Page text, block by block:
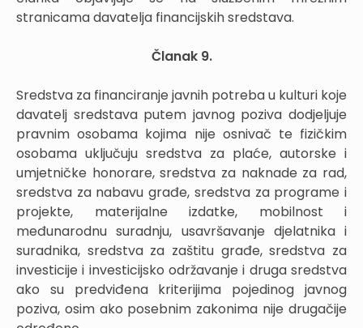
stranicama davatelja financijskih sredstava.
Članak 9.
Sredstva za financiranje javnih potreba u kulturi koje
davatelj sredstava putem javnog poziva dodjeljuje
pravnim osobama kojima nije osnivač te fizičkim
osobama uključuju sredstva za plaće, autorske i
umjetničke honorare, sredstva za naknade za rad,
sredstva za nabavu građe, sredstva za programe i
projekte, materijalne izdatke, mobilnost i
međunarodnu suradnju, usavršavanje djelatnika i
suradnika, sredstva za zaštitu građe, sredstva za
investicije i investicijsko održavanje i druga sredstva
ako su predviđena kriterijima pojedinog javnog
poziva, osim ako posebnim zakonima nije drugačije